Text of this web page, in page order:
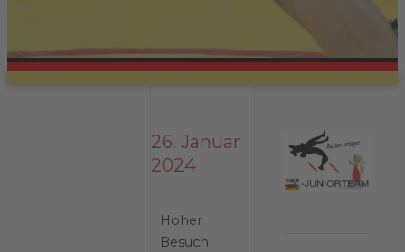
26. Januar
2024
Hoher
Besuch